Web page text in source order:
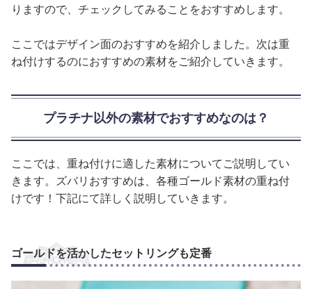
りますので、チェックしてみることをおすすめします。
ここではデザイン面のおすすめを紹介しました。次は重
ね付けするのにおすすめの素材をご紹介していきます。
プラチナ以外の素材でおすすめなのは？
ここでは、重ね付けに適した素材についてご説明してい
きます。ズバリおすすめは、各種ゴールド素材の重ね付
けです！下記にて詳しく説明していきます。
ゴールドを活かしたセットリングも定番